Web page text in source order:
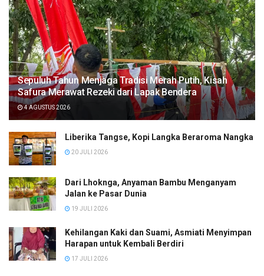
Sepuluh Tahun Menjaga Tradisi Merah Putih, Kisah
Safura Merawat Rezeki dari Lapak Bendera
4 AGUSTUS 2026
Liberika Tangse, Kopi Langka Beraroma Nangka
20 JULI 2026
Dari Lhoknga, Anyaman Bambu Menganyam
Jalan ke Pasar Dunia
19 JULI 2026
Kehilangan Kaki dan Suami, Asmiati Menyimpan
Harapan untuk Kembali Berdiri
17 JULI 2026